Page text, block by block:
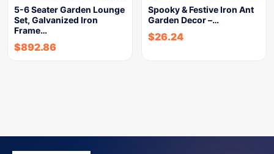
5-6 Seater Garden Lounge
Set, Galvanized Iron
Frame…
$892.86
Spooky & Festive Iron Ant
Garden Decor –…
$26.24